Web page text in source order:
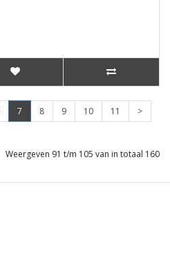
7 8 9 10 11
>
Weergeven 91 t/m 105 van in totaal 160